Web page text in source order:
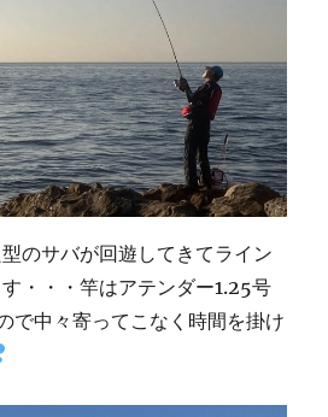
のサバが回遊してきてライン
・・・竿はアテンダー1.25号
で中々寄ってこなく時間を掛け